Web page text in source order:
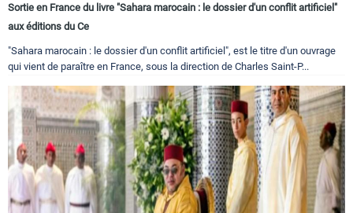
Sortie en France du livre "Sahara marocain : le dossier d'un conflit artificiel"
aux éditions du Ce
"Sahara marocain : le dossier d'un conflit artificiel", est le titre d'un ouvrage
qui vient de paraître en France, sous la direction de Charles Saint-P...